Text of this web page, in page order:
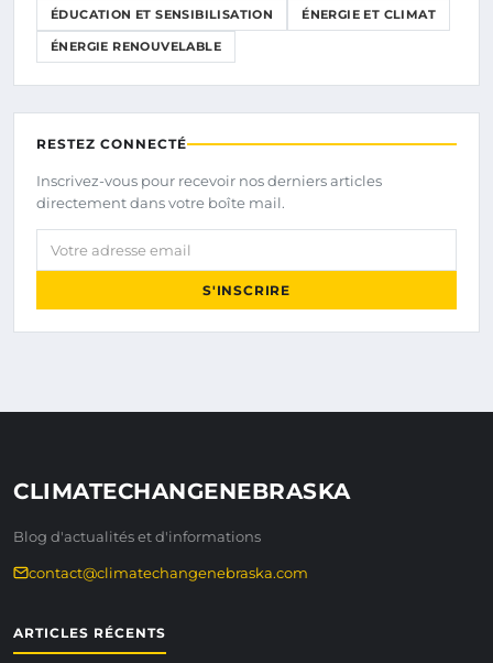
ÉDUCATION ET SENSIBILISATION ÉNERGIE ET CLIMAT
ÉNERGIE RENOUVELABLE
RESTEZ CONNECTÉ
Inscrivez-vous pour recevoir nos derniers articles
directement dans votre boîte mail.
Votre adresse email
S'INSCRIRE
CLIMATECHANGENEBRASKA
Blog d'actualités et d'informations
contact@climatechangenebraska.com
ARTICLES RÉCENTS